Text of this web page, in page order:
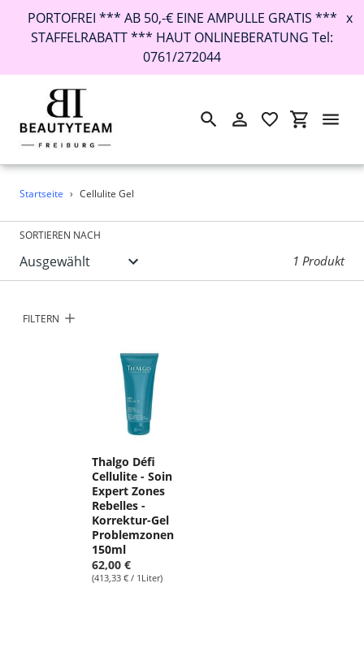
Direkt
Inhalt
PORTOFREI *** AB 50,-€ EINE AMPULLE GRATIS ***
STAFFELRABATT *** HAUT ONLINEBERATUNG Tel:
0761/272044
x
SuchenEinloggen
Startseite › Cellulite Gel
SORTIEREN NACH
1 Produkt
FILTERN
Thalgo Défi
Cellulite - Soin
Expert Zones
Rebelles -
Korrektur-Gel
Problemzonen
150ml
62,00 €
(413,33 € / 1Liter)